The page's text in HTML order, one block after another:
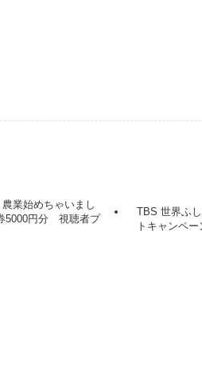
業始めちゃいまし
5000円分 視聴者プ
TBS 世界ふ
トキャンペー